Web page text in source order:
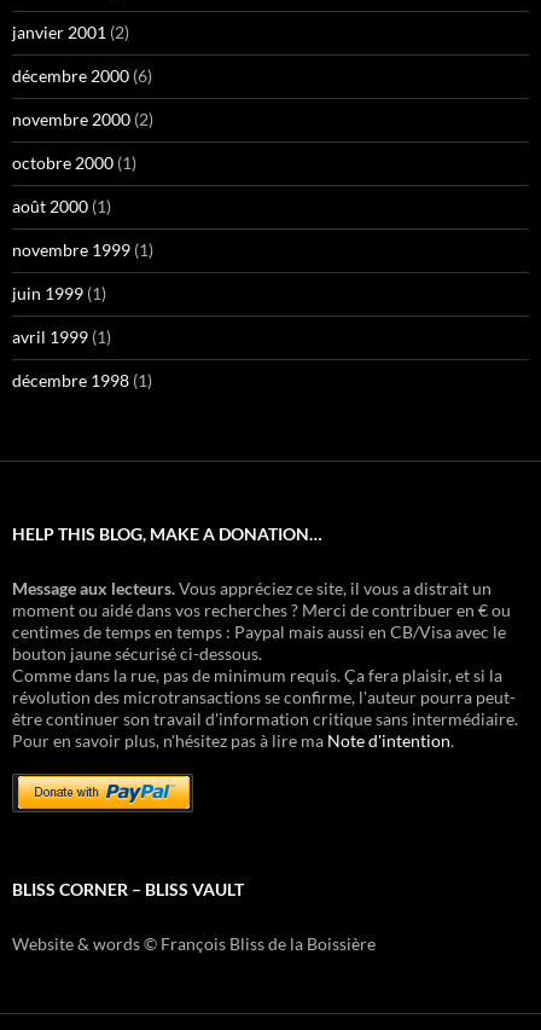
janvier 2001 (2)
décembre 2000 (6)
novembre 2000 (2)
octobre 2000 (1)
août 2000 (1)
novembre 1999 (1)
juin 1999 (1)
avril 1999 (1)
décembre 1998 (1)
HELP THIS BLOG, MAKE A DONATION…
Message aux lecteurs.Vous appréciez ce site, il vous a distrait un
moment ou aidé dans vos recherches ? Merci de contribuer en € ou
centimes de temps en temps : Paypal mais aussi en CB/Visa avec le
bouton jaune sécurisé ci-dessous.
Comme dans la rue, pas de minimum requis. Ça fera plaisir, et si la
révolution des microtransactions se confirme, l'auteur pourra peut-
être continuer son travail d'information critique sans intermédiaire.
Pour en savoir plus, n'hésitez pas à lire ma Note d'intention.
BLISS CORNER – BLISS VAULT
Website & words © François Bliss de la Boissière